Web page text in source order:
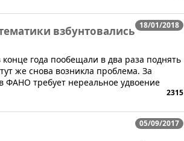
18/01/2018
взбунтовались
года пообещали в два раза поднять
же снова возникла проблема. За
ФАНО требует нереальное удвоение
2315
05/09/2017